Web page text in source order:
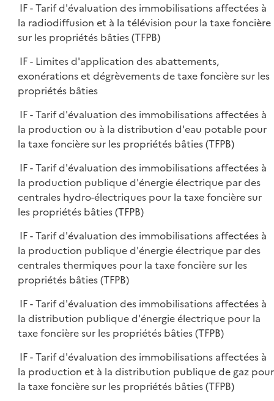
IF - Tarif d'évaluation des immobilisations affectées à
la radiodiffusion et à la télévision pour la taxe foncière
sur les propriétés bâties (TFPB)
IF - Limites d'application des abattements,
exonérations et dégrèvements de taxe foncière sur les
propriétés bâties
IF - Tarif d'évaluation des immobilisations affectées à
la production ou à la distribution d'eau potable pour
la taxe foncière sur les propriétés bâties (TFPB)
IF - Tarif d'évaluation des immobilisations affectées à
la production publique d'énergie électrique par des
centrales hydro-électriques pour la taxe foncière sur
les propriétés bâties (TFPB)
IF - Tarif d'évaluation des immobilisations affectées à
la production publique d'énergie électrique par des
centrales thermiques pour la taxe foncière sur les
propriétés bâties (TFPB)
IF - Tarif d'évaluation des immobilisations affectées à
la distribution publique d'énergie électrique pour la
taxe foncière sur les propriétés bâties (TFPB)
IF - Tarif d'évaluation des immobilisations affectées à
la production et à la distribution publique de gaz pour
la taxe foncière sur les propriétés bâties (TFPB)